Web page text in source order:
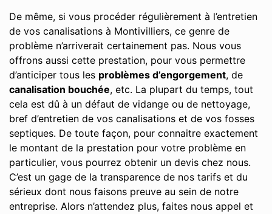
De même, si vous procéder régulièrement à l’entretien
de vos canalisations à Montivilliers, ce genre de
problème n’arriverait certainement pas. Nous vous
offrons aussi cette prestation, pour vous permettre
d’anticiper tous les problèmes d’engorgement, de
canalisation bouchée, etc. La plupart du temps, tout
cela est dû à un défaut de vidange ou de nettoyage,
bref d’entretien de vos canalisations et de vos fosses
septiques. De toute façon, pour connaitre exactement
le montant de la prestation pour votre problème en
particulier, vous pourrez obtenir un devis chez nous.
C’est un gage de la transparence de nos tarifs et du
sérieux dont nous faisons preuve au sein de notre
entreprise. Alors n’attendez plus, faites nous appel et